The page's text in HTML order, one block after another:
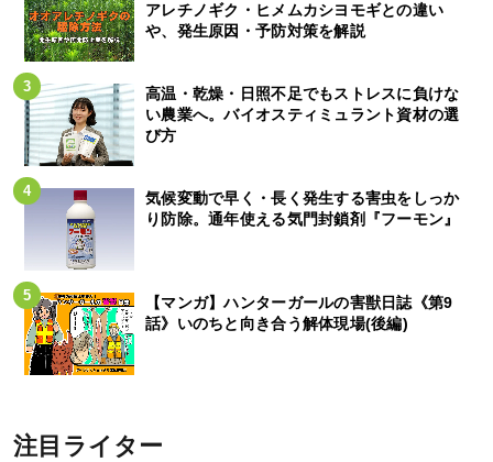
アレチノギク・ヒメムカシヨモギとの違い
や、発生原因・予防対策を解説
高温・乾燥・日照不足でもストレスに負けな
い農業へ。バイオスティミュラント資材の選
び方
気候変動で早く・長く発生する害虫をしっか
り防除。通年使える気門封鎖剤『フーモン』
【マンガ】ハンターガールの害獣日誌《第9
話》いのちと向き合う解体現場(後編)
注目ライター